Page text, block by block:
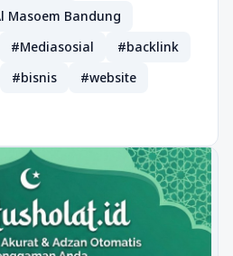
Masoem Bandung
#Mediasosial
#backlink
#bisnis
#website